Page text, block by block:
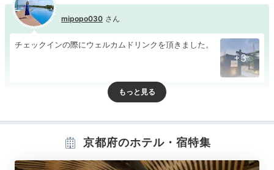
mipopo030
チェックインの際にウェルカムドリンクを頂きました。
+3
15:30
京都府のホテル・宿特集